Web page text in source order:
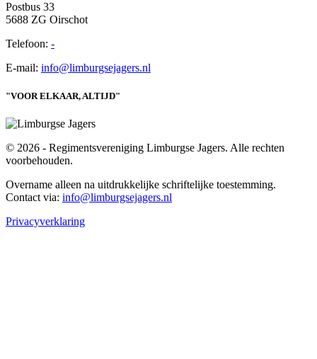
Postbus 33
5688 ZG Oirschot
Telefoon: -
E-mail: info@limburgsejagers.nl
"VOOR ELKAAR, ALTIJD"
© 2026 - Regimentsvereniging Limburgse Jagers. Alle rechten
voorbehouden.
Overname alleen na uitdrukkelijke schriftelijke toestemming.
Contact via: info@limburgsejagers.nl
Privacyverklaring